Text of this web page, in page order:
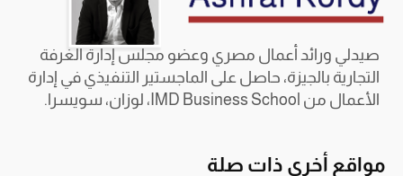
صيدلي ورائد أعمال مصري وعضو مجلس إدارة الغرفة
التجارية بالجيزة، حاصل على الماجستير التنفيذي في إدارة
الأعمال من IMD Business School، لوزان، سويسرا.
مواقع أخرى ذات صلة